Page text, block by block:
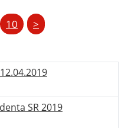
10 >
SR 2019